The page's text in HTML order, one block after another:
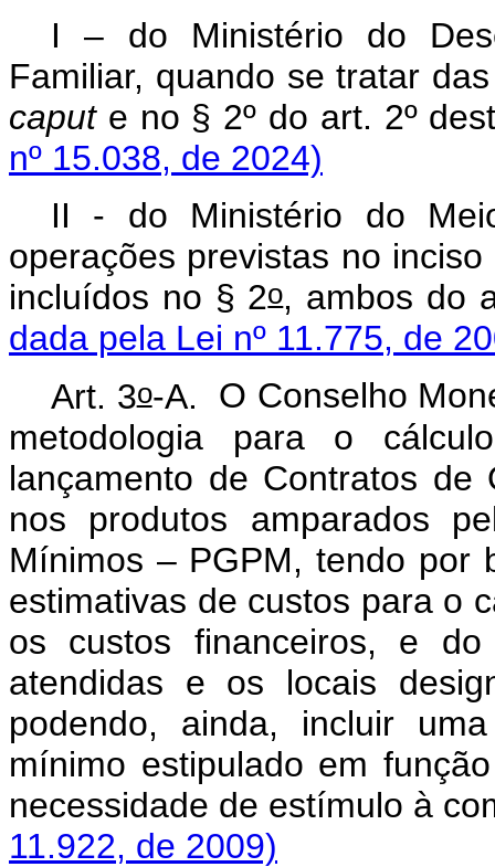
I – do Ministério do
Familiar, quando se tratar
capute no § 2º do art. 2º
nº 15.038, de 2024)
II - do Ministério do
operações previstas no
incluídos no § 2o, ambos do
dada pela Lei nº 11.775, de
Art. 3o-A. O Conselho
metodologia para o
lançamento de Contratos
nos produtos amparados
Mínimos – PGPM, tendo por
estimativas de custos para o
os custos financeiros, e
atendidas e os locais
podendo, ainda, incluir
mínimo estipulado em
necessidade de estímulo à
11.922, de 2009)